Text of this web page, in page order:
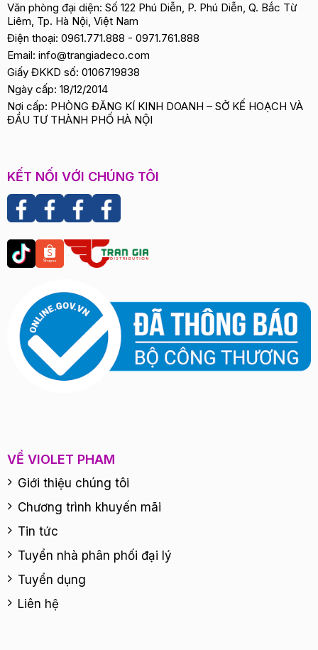
Văn phòng đại diện: Số 122 Phú Diễn, P. Phú Diễn, Q. Bắc Từ
Liêm, Tp. Hà Nội, Việt Nam
Điện thoại: 0961.771.888 - 0971.761.888
Email: info@trangiadeco.com
Giấy ĐKKD số: 0106719838
Ngày cấp: 18/12/2014
Nơi cấp: PHÒNG ĐĂNG KÍ KINH DOANH – SỞ KẾ HOẠCH VÀ
ĐẦU TƯ THÀNH PHỐ HÀ NỘI
KẾT NỐI VỚI CHÚNG TÔI
VỀ VIOLET PHAM
Giới thiệu chúng tôi
Chương trình khuyến mãi
Tin tức
Tuyển nhà phân phối đại lý
Tuyển dụng
Liên hệ